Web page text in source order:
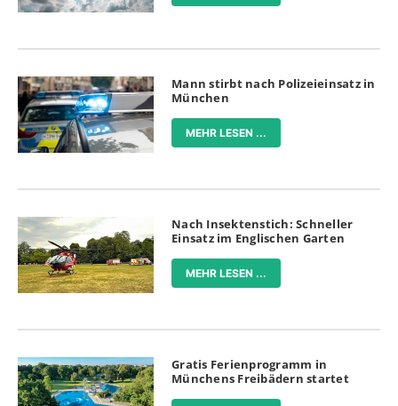
Mann stirbt nach Polizeieinsatz in
München
MEHR LESEN ...
Nach Insektenstich: Schneller
Einsatz im Englischen Garten
MEHR LESEN ...
Gratis Ferienprogramm in
Münchens Freibädern startet